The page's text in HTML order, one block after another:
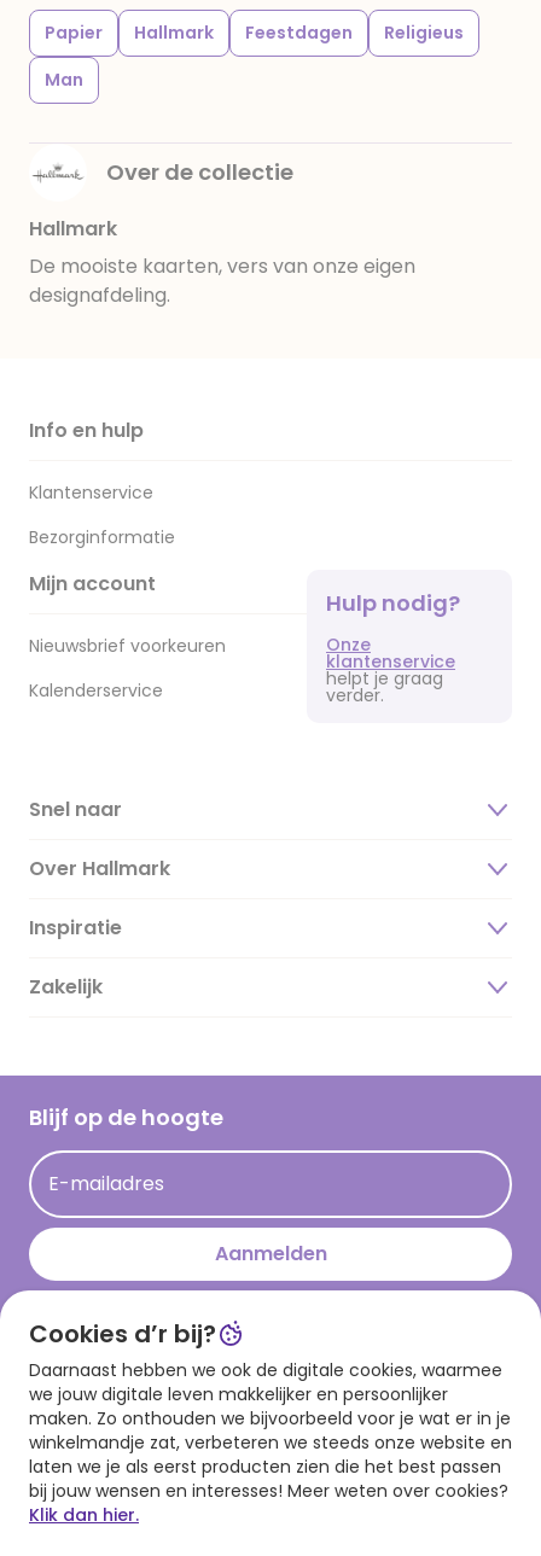
Papier Hallmark Feestdagen
Religieus
Man
Over de collectie
Hallmark
De mooiste kaarten, vers van onze eigen
designafdeling.
Info en hulp
Klantenservice
Bezorginformatie
Mijn account
Nieuwsbrief voorkeuren
Kalenderservice
Hulp nodig?
Onze
klantenservice
helpt je graag
verder.
Snel naar
Over Hallmark
Over ons
Duurzaamheid
Hallmark Kaartclub
Acties
Persberichten
Hallmark en Kinderpostzegels
Inspiratie
Magazine
Cadeau inspiratie
Kaartinspiratie
Zakelijk
Blijf op de hoogte
E-mailadres
Aanmelden
Download onze app
Cookies d’r bij?
Daarnaast hebben we ook de digitale cookies, waarmee
we jouw digitale leven makkelijker en persoonlijker
maken. Zo onthouden we bijvoorbeeld voor je wat er in je
winkelmandje zat, verbeteren we steeds onze website en
laten we je als eerst producten zien die het best passen
bij jouw wensen en interesses! Meer weten over cookies?
Klik dan hier.